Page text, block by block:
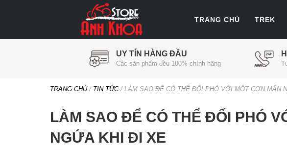
TRANG CHỦ TREK
UY TÍN HÀNG ĐẦU
Các sản phẩm đều 100% chính hãng
TRANG CHỦ/ TIN TỨC/ LÀM SAO ĐỂ CÓ THỂ ĐỐI PHÓ VỚI MỘT CƠN MẨN
LÀM SAO ĐỂ CÓ THỂ ĐỐI PHÓ
NGỨA KHI ĐI XE